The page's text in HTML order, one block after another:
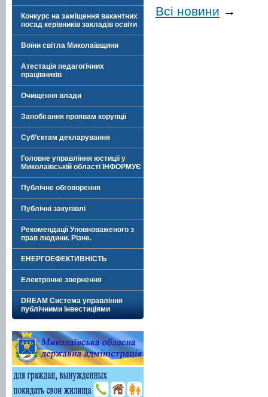
Конкурс на заміщення вакантних
посад керівників закладів освіти
Воїни світла Миколаївщини
Атестація педагогічних
працівників
Очищення влади
Запобігання проявам корупції
Суб’єктам декларування
Головне управління юстиції у
Миколаївській області ІНФОРМУЄ
Публічне обговорення
Публічні закупівлі
Рекомендації Уповноваженого з
прав людини. Різне.
ЕНЕРГОЕФЕКТИВНІСТЬ
Електронне звернення
DREAM Система управління
публічними інвестиціями
Всі новини →